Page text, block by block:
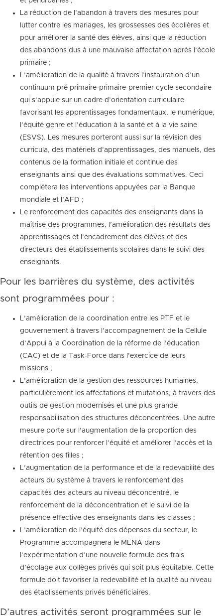
La réduction de l’abandon à travers des mesures pour
lutter contre les mariages, les grossesses des écolières et
pour améliorer la santé des élèves, ainsi que la réduction
des abandons dus à une mauvaise affectation après l’école
primaire ;
L’amélioration de la qualité à travers l’instauration d’un
continuum pré primaire-primaire-premier cycle secondaire
qui s’appuie sur un cadre d’orientation curriculaire
favorisant les apprentissages fondamentaux, le numérique,
l’équité genre et l’éducation à la santé et à la vie saine
(ESVS). Les mesures porteront aussi sur la révision des
curricula, des matériels d’apprentissages, des manuels, des
contenus de la formation initiale et continue des
enseignants ainsi que des évaluations sommatives. Ceci
complétera les interventions appuyées par la Banque
mondiale et l’AFD ;
Le renforcement des capacités des enseignants dans la
maîtrise des programmes, l’amélioration des résultats des
apprentissages et l’encadrement des élèves et des
directeurs des établissements scolaires dans le suivi des
enseignants.
Pour les barrières du système, des activités
sont programmées pour :
L’amélioration de la coordination entre les PTF et le
gouvernement à travers l’accompagnement de la Cellule
d’Appui à la Coordination de la réforme de l’éducation
(CAC) et de la Task-Force dans l’exercice de leurs
missions ;
L’amélioration de la gestion des ressources humaines,
particulièrement les affectations et mutations, à travers des
outils de gestion modernisés et une plus grande
responsabilisation des structures déconcentrées. Une autre
mesure porte sur l’augmentation de la proportion des
directrices pour renforcer l’équité et améliorer l’accès et la
rétention des filles ;
L’augmentation de la performance et de la redevabilité des
acteurs du système à travers le renforcement des
capacités des acteurs au niveau déconcentré, le
renforcement de la déconcentration et le suivi de la
présence effective des enseignants dans les classes ;
L’amélioration de l’équité des dépenses du secteur, le
Programme accompagnera le MENA dans
l’expérimentation d’une nouvelle formule des frais
d’écolage aux collèges privés qui soit plus équitable. Cette
formule doit favoriser la redevabilité et la qualité au niveau
des établissements privés bénéficiaires.
D’autres activités seront programmées sur le